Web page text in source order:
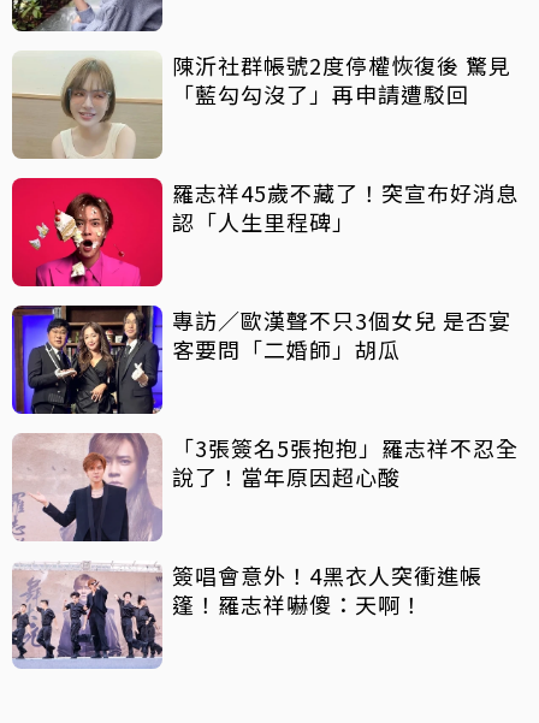
陳沂社群帳號2度停權恢復後 驚見
「藍勾勾沒了」再申請遭駁回
羅志祥45歲不藏了！突宣布好消息
認「人生里程碑」
專訪／歐漢聲不只3個女兒 是否宴
客要問「二婚師」胡瓜
「3張簽名5張抱抱」羅志祥不忍全
說了！當年原因超心酸
簽唱會意外！4黑衣人突衝進帳
篷！羅志祥嚇傻：天啊！